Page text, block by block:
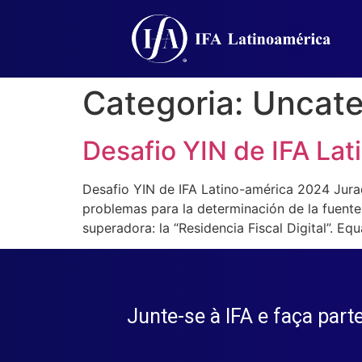
Categoria:
Desafio YIN de IFA
Desafio YIN de IFA Latino-américa 2024
problemas para la determinación de la
superadora: la “Residencia Fiscal Digital”.
Junte-se à IFA e faça